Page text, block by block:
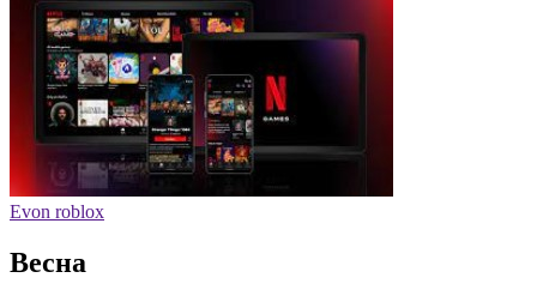
Evon roblox
Весна